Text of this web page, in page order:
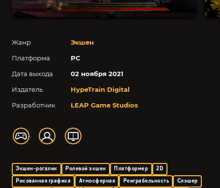
Жанр
Экшен
Платформа
PC
Дата выхода
02 ноября 2021
Издатель
HypeTrain Digital
Разработчик
LEAP Game Studios
Экшен-рогалик Ролевой экшен Платформер
2D
Рисованная графика
Атмосферная Реиграбельность Слэшер